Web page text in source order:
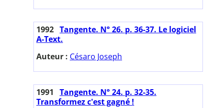
1992 Tangente. N° 26. p. 36-37. Le logiciel
A-Text.
Auteur : Césaro Joseph
1991
Tangente. N° 24. p. 32-35.
Transformez c'est gagné !